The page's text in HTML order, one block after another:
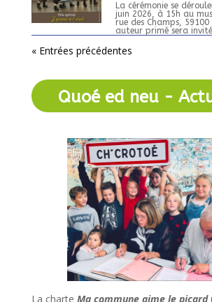
La cérémonie se
juin 2026, à 15h au
rue des Champs, 59100
auteur primé sera
« Entrées précédentes
Quoé ed neu -
La charte Ma commune aime le picard